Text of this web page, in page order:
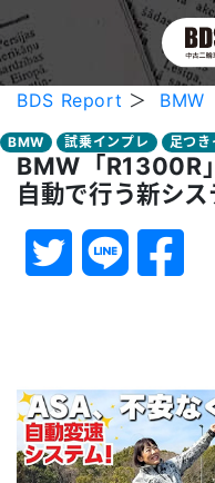
BDS Report ＞ BMW「
BMW 試乗インプレ 足つき
BMW「R1300R
自動で行う新シ